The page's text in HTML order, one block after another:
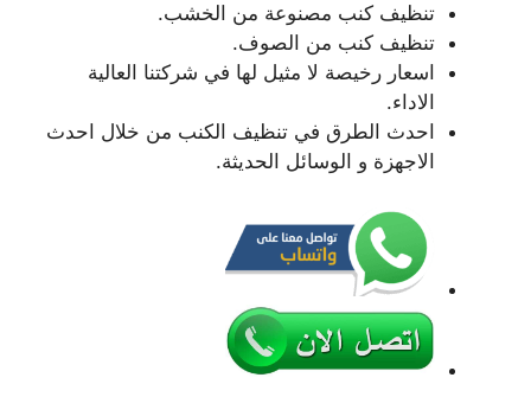
تنظيف كنب مصنوعة من الخشب.
تنظيف كنب من الصوف.
اسعار رخيصة لا مثيل لها في شركتنا العالية
الاداء.
احدث الطرق في تنظيف الكنب من خلال احدث
الاجهزة و الوسائل الحديثة.